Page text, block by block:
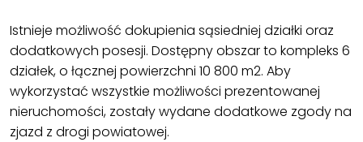
Istnieje możliwość dokupienia sąsiedniej działki oraz
dodatkowych posesji. Dostępny obszar to kompleks 6
działek, o łącznej powierzchni 10 800 m2. Aby
wykorzystać wszystkie możliwości prezentowanej
nieruchomości, zostały wydane dodatkowe zgody na
zjazd z drogi powiatowej.